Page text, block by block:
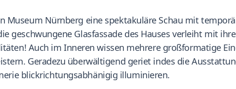
Museum Nürnberg eine spektakuläre Schau mit
geschwungene Glasfassade des Hauses verleiht mit
Auch im Inneren wissen mehrere großformatige
Geradezu überwältigend geriet indes die
blickrichtungsabhänigig illuminieren.